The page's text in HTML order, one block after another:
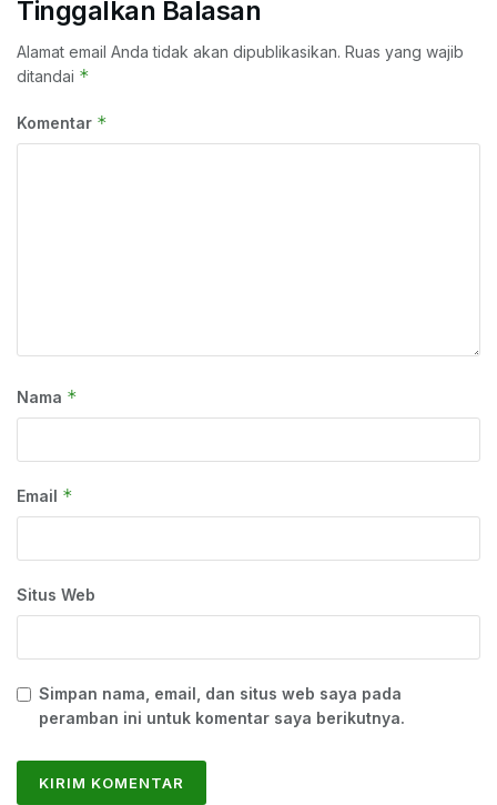
Tinggalkan Balasan
Alamat email Anda tidak akan dipublikasikan. Ruas yang wajib
ditandai *
Komentar *
Nama *
Email *
Situs Web
Simpan nama, email, dan situs web saya pada
peramban ini untuk komentar saya berikutnya.